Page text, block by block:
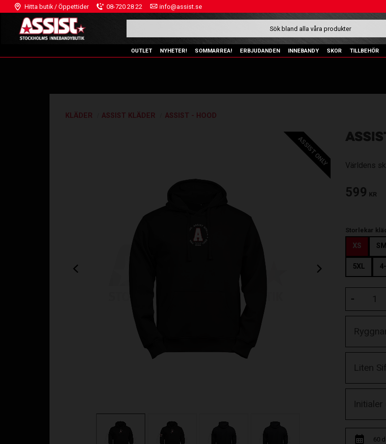
Hitta butik / Öppettider 08-720 28 22 info@assist.se
OUTLET NYHETER! SOMMARREA! ERBJUDANDEN INNEBANDY SKOR TILLBEHÖR
KLÄDER ASSIST KLÄDER ASSIST - HOOD
Världens
ASSIST ONLY
599 KR
Storlekar
XS
5XL
-
60